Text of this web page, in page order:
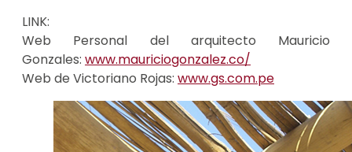
LINK:
Web Personal del arquitecto Mauricio
Gonzales: www.mauriciogonzalez.co/
Web de Victoriano Rojas: www.gs.com.pe